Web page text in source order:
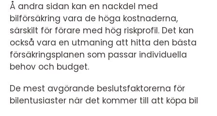
Å andra sidan kan en nackdel med
bilförsäkring vara de höga kostnaderna,
särskilt för förare med hög riskprofil. Det kan
också vara en utmaning att hitta den bästa
försäkringsplanen som passar individuella
behov och budget.
De mest avgörande beslutsfaktorerna för
bilentusiaster när det kommer till att köpa bil